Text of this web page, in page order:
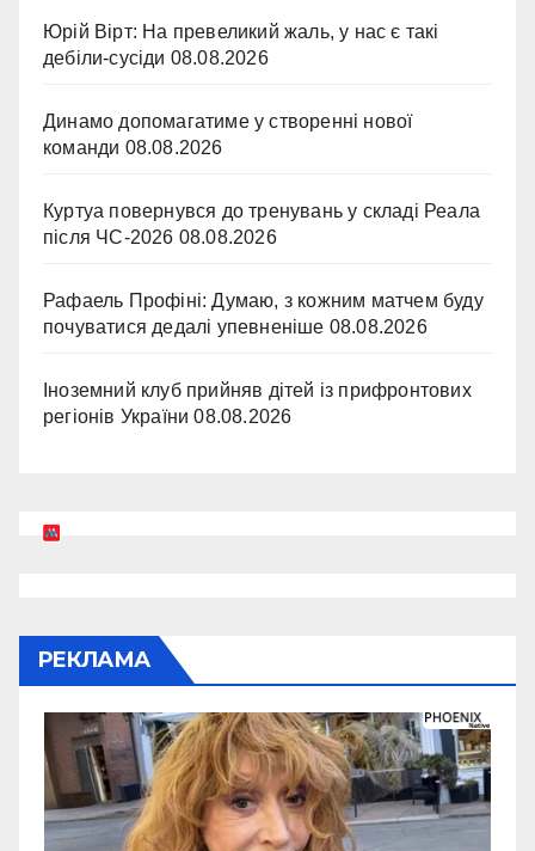
Юрій Вірт: На превеликий жаль, у нас є такі
дебіли-сусіди 08.08.2026
Динамо допомагатиме у створенні нової
команди 08.08.2026
Куртуа повернувся до тренувань у складі Реала
після ЧС-2026 08.08.2026
Рафаель Профіні: Думаю, з кожним матчем буду
почуватися дедалі упевненіше 08.08.2026
Іноземний клуб прийняв дітей із прифронтових
регіонів України 08.08.2026
РЕКЛАМА